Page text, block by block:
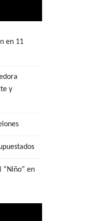
en 11
y
“Niño” en